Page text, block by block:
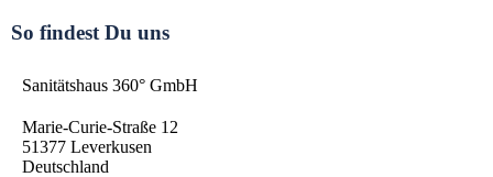
So findest Du uns
Sanitätshaus 360° GmbH
Marie-Curie-Straße 12
51377 Leverkusen
Deutschland